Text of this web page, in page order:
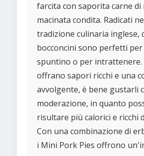
farcita con saporita carne di
macinata condita. Radicati
tradizione culinaria inglese,
bocconcini sono perfetti
spuntino o per intrattenere.
offrano sapori ricchi e una
avvolgente, è bene gustarli
moderazione, in quanto
risultare più calorici e ricchi
Con una combinazione di
i Mini Pork Pies offrono